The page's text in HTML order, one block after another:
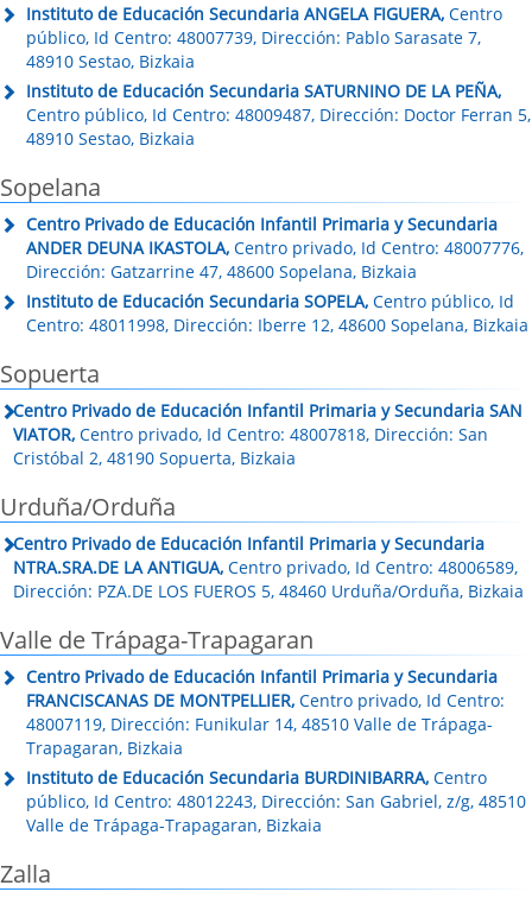
Instituto de Educación Secundaria ANGELA FIGUERA, Centro
público, Id Centro: 48007739, Dirección: Pablo Sarasate 7,
48910 Sestao, Bizkaia
Instituto de Educación Secundaria SATURNINO DE LA PEÑA,
Centro público, Id Centro: 48009487, Dirección: Doctor Ferran 5,
48910 Sestao, Bizkaia
Sopelana
Centro Privado de Educación Infantil Primaria y Secundaria
ANDER DEUNA IKASTOLA, Centro privado, Id Centro: 48007776,
Dirección: Gatzarrine 47, 48600 Sopelana, Bizkaia
Instituto de Educación Secundaria SOPELA, Centro público, Id
Centro: 48011998, Dirección: Iberre 12, 48600 Sopelana, Bizkaia
Sopuerta
Centro Privado de Educación Infantil Primaria y Secundaria SAN
VIATOR, Centro privado, Id Centro: 48007818, Dirección: San
Cristóbal 2, 48190 Sopuerta, Bizkaia
Urduña/Orduña
Centro Privado de Educación Infantil Primaria y Secundaria
NTRA.SRA.DE LA ANTIGUA, Centro privado, Id Centro: 48006589,
Dirección: PZA.DE LOS FUEROS 5, 48460 Urduña/Orduña, Bizkaia
Valle de Trápaga-Trapagaran
Centro Privado de Educación Infantil Primaria y Secundaria
FRANCISCANAS DE MONTPELLIER, Centro privado, Id Centro:
48007119, Dirección: Funikular 14, 48510 Valle de Trápaga-
Trapagaran, Bizkaia
Instituto de Educación Secundaria BURDINIBARRA, Centro
público, Id Centro: 48012243, Dirección: San Gabriel, z/g, 48510
Valle de Trápaga-Trapagaran, Bizkaia
Zalla